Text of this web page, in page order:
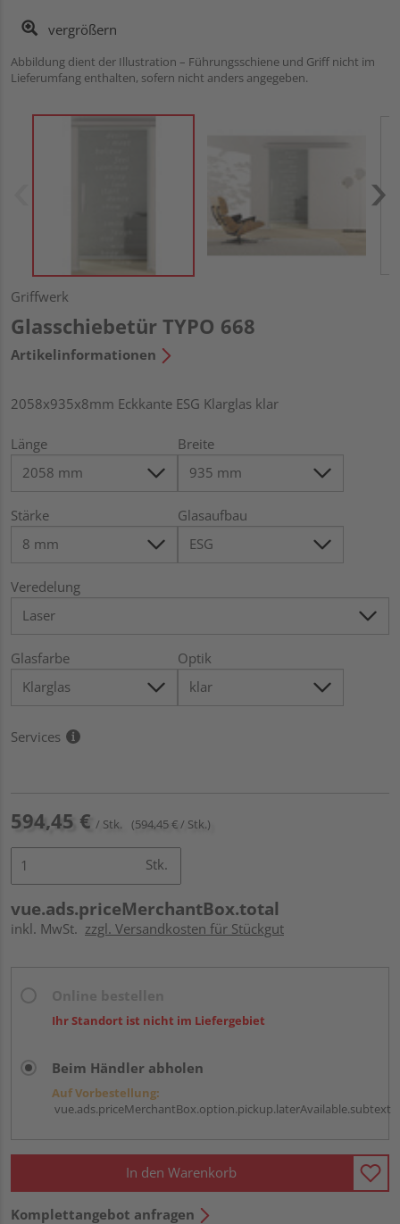
vergrößern
Abbildung dient der Illustration – Führungsschiene und Griff nicht im
Lieferumfang enthalten, sofern nicht anders angegeben.
Griffwerk
Glasschiebetür TYPO 668
Artikelinformationen
2058x935x8mm Eckkante ESG Klarglas klar
Länge Breite
Stärke Glasaufbau
Veredelung
Glasfarbe Optik
Services
594,45 € / Stk. (594,45 € / Stk.)
Stk.
vue.ads.priceMerchantBox.total
inkl. MwSt. zzgl. Versandkosten für Stückgut
Ihr Standort ist nicht im Liefergebiet
Beim Händler abholen
Auf Vorbestellung:
vue.ads.priceMerchantBox.option.pickup.laterAvailable.subtext
In den Warenkorb
Komplettangebot anfragen